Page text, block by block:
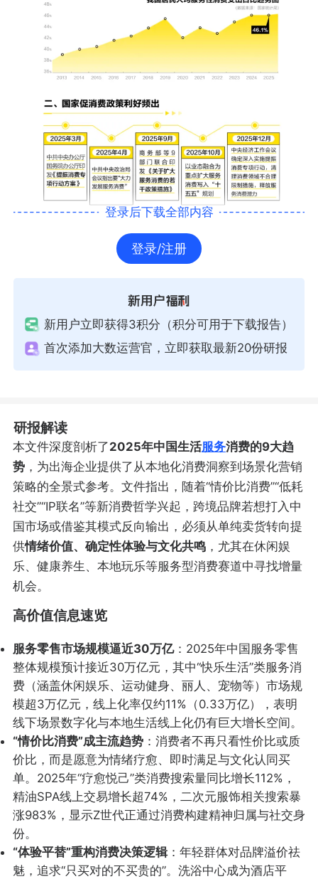
登录后下载全部内容
登录/注册
新用户立即获得3积分（积分可用于下载报告）
首次添加大数运营官，立即获取最新20份研报
研报解读
本文件深度剖析了2025年中国生活服务消费的9大趋
势，为出海企业提供了从本地化消费洞察到场景化营销
策略的全景式参考。文件指出，随着“情价比消费”“低耗
社交”“IP联名”等新消费哲学兴起，跨境品牌若想打入中
国市场或借鉴其模式反向输出，必须从单纯卖货转向提
供情绪价值、确定性体验与文化共鸣，尤其在休闲娱
乐、健康养生、本地玩乐等服务型消费赛道中寻找增量
机会。
高价值信息速览
服务零售市场规模逼近30万亿：2025年中国服务零售
整体规模预计接近30万亿元，其中“快乐生活”类服务消
费（涵盖休闲娱乐、运动健身、丽人、宠物等）市场规
模超3万亿元，线上化率仅约11%（0.33万亿），表明
线下场景数字化与本地生活线上化仍有巨大增长空间。
“情价比消费”成主流趋势：消费者不再只看性价比或质
价比，而是愿意为情绪疗愈、即时满足与文化认同买
单。2025年“疗愈悦己”类消费搜索量同比增长112%，
精油SPA线上交易增长超74%，二次元服饰相关搜索暴
涨983%，显示Z世代正通过消费构建精神归属与社交身
份。
“体验平替”重构消费决策逻辑：年轻群体对品牌溢价祛
魅，追求“只买对的不买贵的”。洗浴中心成为酒店平